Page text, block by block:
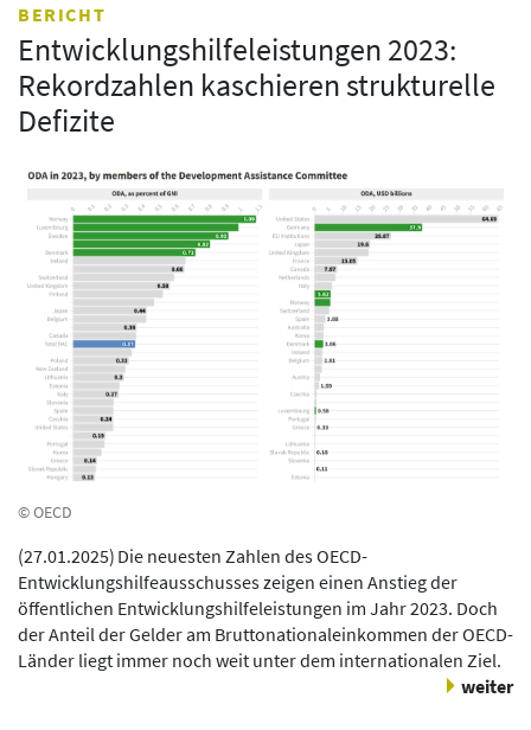
BERICHT
Entwicklungshilfeleistungen 2023:
Rekordzahlen kaschieren strukturelle
Defizite
© OECD
(27.01.2025) Die neuesten Zahlen des OECD-
Entwicklungshilfeausschusses zeigen einen Anstieg der
öffentlichen Entwicklungshilfeleistungen im Jahr 2023. Doch
der Anteil der Gelder am Bruttonationaleinkommen der OECD-
Länder liegt immer noch weit unter dem internationalen Ziel.
weiter